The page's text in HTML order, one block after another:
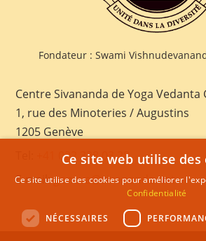
Fondateur : Swami
Centre Sivananda de Yoga Vedanta
1, rue des Minoteries / Augustins
1205 Genève
+41 022 328 03 28
E-mail:geneva@sivananda.net
Ce site web utilise des
Ce site utilise des cookies pour améliorer
Confidentialité
NÉCESSAIRES